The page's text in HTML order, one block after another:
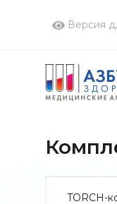
Версия
TORCH-